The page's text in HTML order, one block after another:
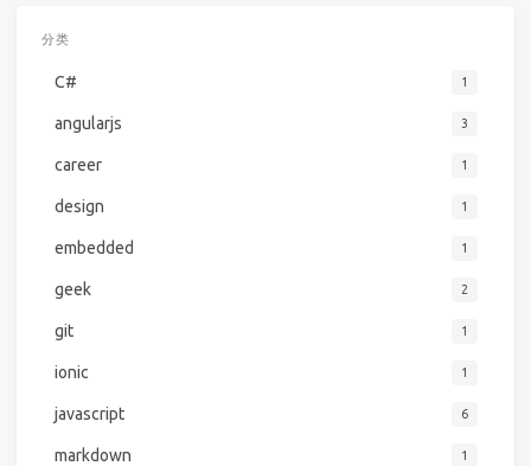
分类
C# 1
angularjs 3
career 1
design 1
embedded 1
geek 2
git 1
ionic 1
javascript 6
markdown 1